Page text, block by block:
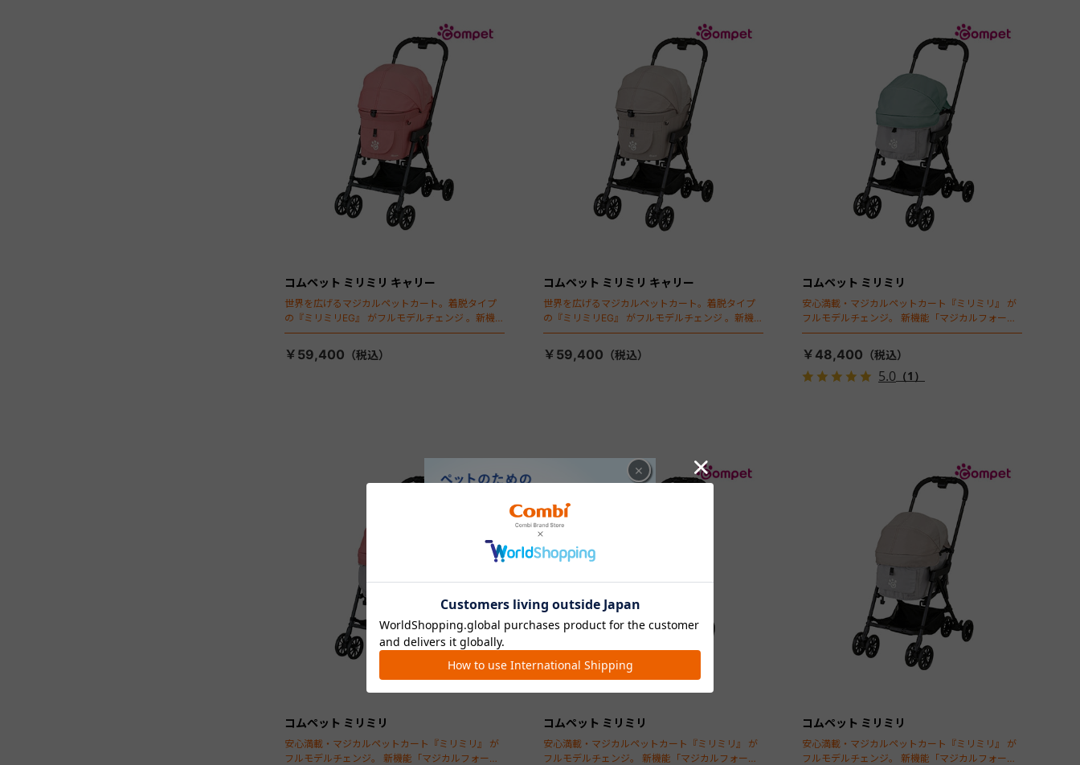
コムペット ミリミリ キャリー
世界を広げるマジカルペットカート。着脱タイプ
の『ミリミリEG』 がフルモデルチェンジ 。新機能
「マジカルフォールディング」搭載
￥59,400
コムペット ミリミリ キャリー
世界を広げるマジカルペットカート。着脱タイプ
の『ミリミリEG』 がフルモデルチェンジ 。新機能
「マジカルフォールディング」搭載
￥59,400
コムペット ミリミリ
安心満載・マジカルペットカート『ミリミリ』 が
フルモデルチェンジ。 新機能「マジカルフォール
ディング」搭載
￥48,400
5.0（1）
コムペット ミリミリ
安心満載・マジカルペットカート『ミリミリ』 が
フルモデルチェンジ。 新機能「マジカルフォール
コムペット ミリミリ
安心満載・マジカルペットカート『ミリミリ』 が
フルモデルチェンジ。 新機能「マジカルフォール
コムペット ミリミリ
安心満載・マジカルペットカート『ミリミリ』 が
フルモデルチェンジ。 新機能「マジカルフォール
×